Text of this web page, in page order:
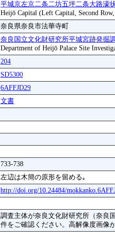
平城京左京二条二坊五坪二条大路濠
Heijō Capital (Left Capital, Second
奈良県奈良市法華寺町
奈良国立文化財研究所平城宮跡発掘
Department of Heijō Palace Site
204
SD5300
6AFFJD29
文書
733-738
左辺は木簡の原形を留める｡
http://doi.org/10.24484/
調査主体が奈良文化財研究所（奈良
件をご確認ください。高解像度画像